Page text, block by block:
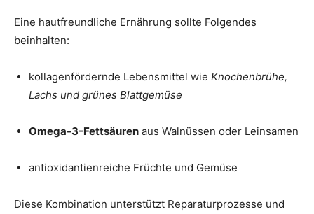
Eine hautfreundliche Ernährung sollte Folgendes
beinhalten:
kollagenfördernde Lebensmittel wie Knochenbrühe,
Lachs und grünes Blattgemüse
Omega-3-Fettsäuren aus Walnüssen oder Leinsamen
antioxidantienreiche Früchte und Gemüse
Diese Kombination unterstützt Reparaturprozesse und